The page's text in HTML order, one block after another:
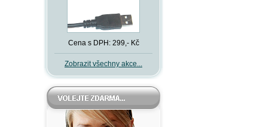
Cena s DPH: 299,- Kč
Zobrazit všechny akce...